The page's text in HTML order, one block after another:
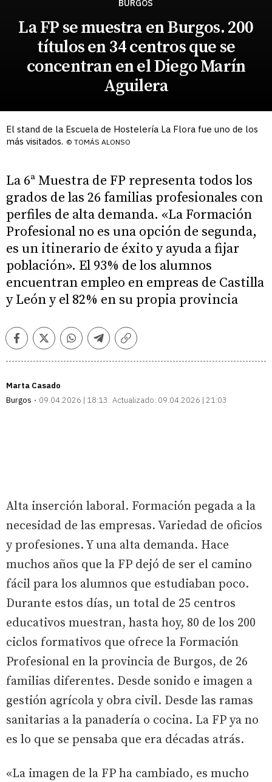
BURGOS
La FP se muestra en Burgos. 200
títulos en 34 centros que se
concentran en el Diego Marín
Aguilera
El stand de la Escuela de Hostelería La Flora fue uno de los
más visitados. © TOMÁS ALONSO
La 6ª Muestra de FP representa todos los
grados de las 26 familias profesionales con
perfiles de alta demanda. «La Formación
Profesional no es una opción de segunda,
es un itinerario de éxito y ayuda a fijar
población». El 93% de los alumnos
encuentran empleo en empreas de Castilla
y León y el 82% en su propia provincia
FacebookTwitterWhatsappTelegramCopiar
Marta Casado
Burgos
09.04.2026 | 18:13 Actualizado: 09.04.2026 | 21:03
Alta inserción laboral. Formación pegada a la
necesidad de las empresas. Variedad de oficios
y profesiones. Y una alta demanda. Hace
muchos años que la FP dejó de ser el camino
fácil para los alumnos que estudiaban poco.
Durante estos días, un total de 25 centros
educativos muestran, hasta hoy, 80 de los 200
ciclos formativos que ofrece la Formación
Profesional en la provincia de Burgos, de 26
familias diferentes. Desde sonido e imagen a
gestión agrícola y obra civil. Desde las ramas
sanitarias a la panadería o cocina. La FP ya no
es lo que se pensaba que era décadas atrás.
«La imagen de la FP ha cambiado, es mucho